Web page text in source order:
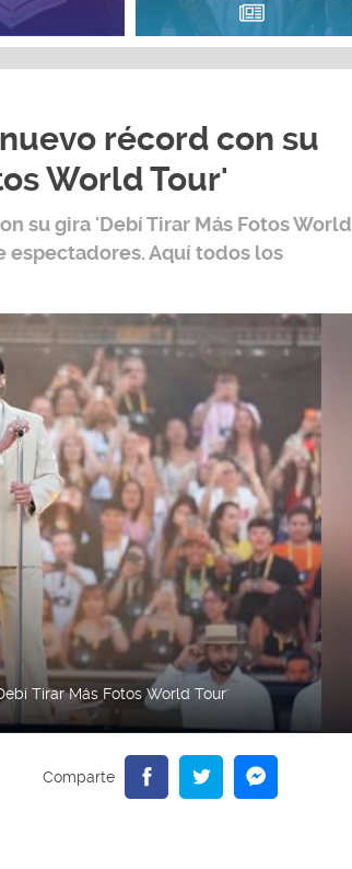
récord con su
World Tour'
su gira 'Debí Tirar Más Fotos World
Aquí todos los
Tirar Más Fotos World Tour'